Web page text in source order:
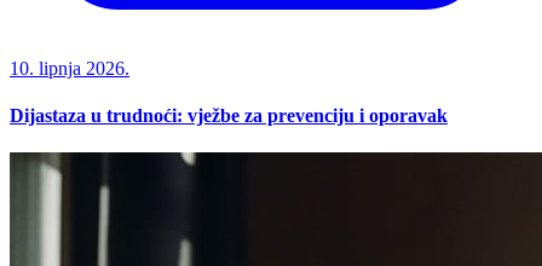
10. lipnja 2026.
Dijastaza u trudnoći: vježbe za prevenciju i oporavak